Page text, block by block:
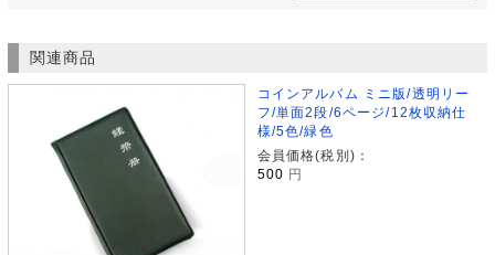
関連商品
コインアルバム ミニ版/透明リー
フ/単面2段/6ページ/12枚収納仕
様/5色/緑色
会員価格(税別)：
500 円